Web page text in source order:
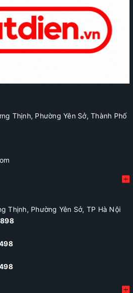
Thịnh, Phường Yên Sở, Thành Phố
Thịnh, Phường Yên Sở, TP Hà Nội